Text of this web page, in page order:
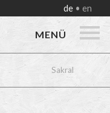
de en
MENÜ
Sakral